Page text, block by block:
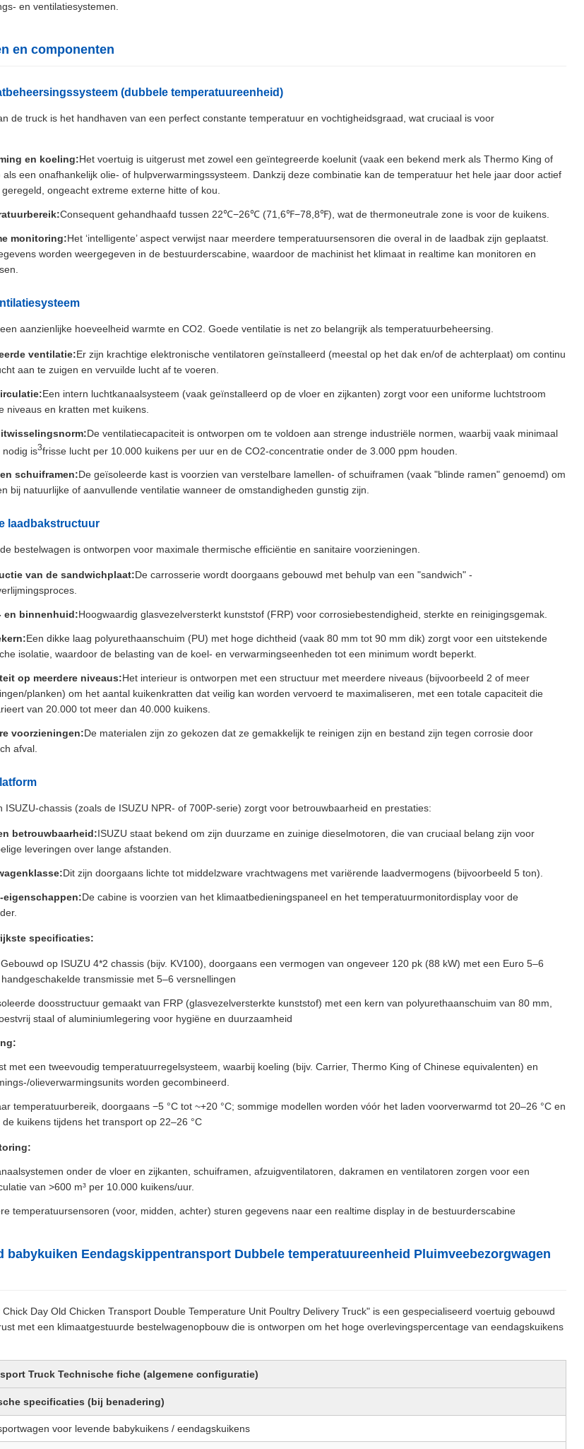
en ventilatiesystemen.
en componenten
(dubbele temperatuureenheid)
de truck is het handhaven van een perfect constante temperatuur en vochtigheidsgraad, wat cruciaal is voor
en koeling:Het voertuig is uitgerust met zowel een geïntegreerde koelunit (vaak een bekend merk als Thermo King of
als een onafhankelijk olie- of hulpverwarmingssysteem. Dankzij deze combinatie kan de temperatuur het hele jaar door actief
ongeacht extreme externe hitte of kou.
Consequent gehandhaafd tussen 22℃−26℃ (71,6℉−78,8℉), wat de thermoneutrale zone is voor de kuikens.
monitoring:Het ‘intelligente’ aspect verwijst naar meerdere temperatuursensoren die overal in de laadbak zijn geplaatst.
worden weergegeven in de bestuurderscabine, waardoor de machinist het klimaat in realtime kan monitoren en
aanzienlijke hoeveelheid warmte en CO2. Goede ventilatie is net zo belangrijk als temperatuurbeheersing.
ventilatie:Er zijn krachtige elektronische ventilatoren geïnstalleerd (meestal op het dak en/of de achterplaat) om continu
aan te zuigen en vervuilde lucht af te voeren.
Een intern luchtkanaalsysteem (vaak geïnstalleerd op de vloer en zijkanten) zorgt voor een uniforme luchtstroom
niveaus en kratten met kuikens.
De ventilatiecapaciteit is ontworpen om te voldoen aan strenge industriële normen, waarbij vaak minimaal
nodig is3frisse lucht per 10.000 kuikens per uur en de CO2-concentratie onder de 3.000 ppm houden.
schuiframen:De geïsoleerde kast is voorzien van verstelbare lamellen- of schuiframen (vaak "blinde ramen" genoemd) om
bij natuurlijke of aanvullende ventilatie wanneer de omstandigheden gunstig zijn.
laadbakstructuur
bestelwagen is ontworpen voor maximale thermische efficiëntie en sanitaire voorzieningen.
van de sandwichplaat:De carrosserie wordt doorgaans gebouwd met behulp van een "sandwich" -
en binnenhuid:Hoogwaardig glasvezelversterkt kunststof (FRP) voor corrosiebestendigheid, sterkte en reinigingsgemak.
Een dikke laag polyurethaanschuim (PU) met hoge dichtheid (vaak 80 mm tot 90 mm dik) zorgt voor een uitstekende
isolatie, waardoor de belasting van de koel- en verwarmingseenheden tot een minimum wordt beperkt.
op meerdere niveaus:Het interieur is ontworpen met een structuur met meerdere niveaus (bijvoorbeeld 2 of meer
planken) om het aantal kuikenkratten dat veilig kan worden vervoerd te maximaliseren, met een totale capaciteit die
van 20.000 tot meer dan 40.000 kuikens.
voorzieningen:De materialen zijn zo gekozen dat ze gemakkelijk te reinigen zijn en bestand zijn tegen corrosie door
afval.
ISUZU-chassis (zoals de ISUZU NPR- of 700P-serie) zorgt voor betrouwbaarheid en prestaties:
betrouwbaarheid:ISUZU staat bekend om zijn duurzame en zuinige dieselmotoren, die van cruciaal belang zijn voor
leveringen over lange afstanden.
Dit zijn doorgaans lichte tot middelzware vrachtwagens met variërende laadvermogens (bijvoorbeeld 5 ton).
eigenschappen:De cabine is voorzien van het klimaatbedieningspaneel en het temperatuurmonitordisplay voor de
specificaties:
Gebouwd op ISUZU 4*2 chassis (bijv. KV100), doorgaans een vermogen van ongeveer 120 pk (88 kW) met een Euro 5–6
transmissie met 5–6 versnellingen
doosstructuur gemaakt van FRP (glasvezelversterkte kunststof) met een kern van polyurethaanschuim van 80 mm,
staal of aluminiumlegering voor hygiëne en duurzaamheid
met een tweevoudig temperatuurregelsysteem, waarbij koeling (bijv. Carrier, Thermo King of Chinese equivalenten) en
olieverwarmingsunits worden gecombineerd.
temperatuurbereik, doorgaans −5 °C tot ~+20 °C; sommige modellen worden vóór het laden voorverwarmd tot 20–26 °C en
de kuikens tijdens het transport op 22–26 °C
onder de vloer en zijkanten, schuiframen, afzuigventilatoren, dakramen en ventilatoren zorgen voor een
van >600 m³ per 10.000 kuikens/uur.
temperatuursensoren (voor, midden, achter) sturen gegevens naar een realtime display in de bestuurderscabine
babykuiken Eendagskippentransport Dubbele temperatuureenheid Pluimveebezorgwagen
Day Old Chicken Transport Double Temperature Unit Poultry Delivery Truck" is een gespecialiseerd voertuig gebouwd
met een klimaatgestuurde bestelwagenopbouw die is ontworpen om het hoge overlevingspercentage van eendagskuikens
Truck Technische fiche (algemene configuratie)
specificaties (bij benadering)
voor levende babykuikens / eendagskuikens